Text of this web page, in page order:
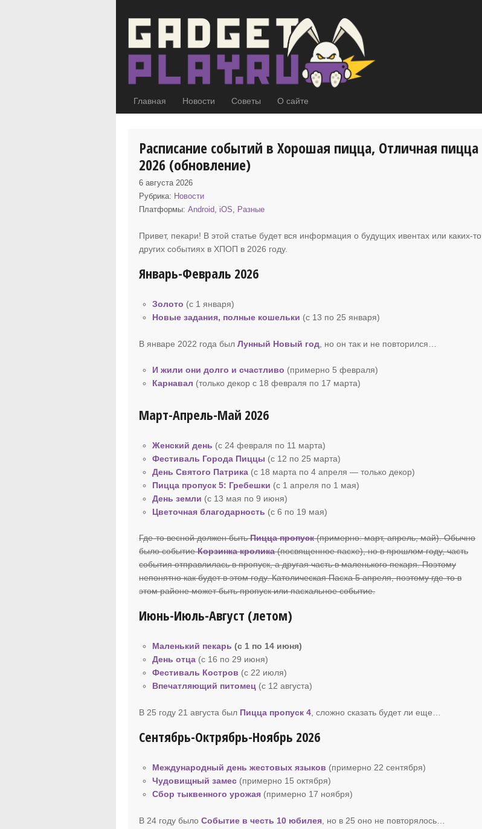
Главная Новости Советы О сайте
Расписание событий в Хорошая пицца, Отличная пицца
2026 (обновление)
6 августа 2026
Рубрика: Новости
Платформы:Android, iOS, Разные
Привет, пекари! В этой статье будет вся информация о будущих ивентах или каких-то
других событиях в ХПОП в 2026 году.
Январь-Февраль 2026
Золото (с 1 января)
Новые задания, полные кошельки (с 13 по 25 января)
В январе 2022 года былЛунный Новый год , но он так и не повторился…
И жили они долго и счастливо (примерно 5 февраля)
Карнавал (только декор с 18 февраля по 17 марта)
Март-Апрель-Май 2026
Женский день (с 24 февраля по 11 марта)
Фестиваль Города Пиццы (с 12 по 25 марта)
День Святого Патрика (с 18 марта по 4 апреля — только декор)
Пицца пропуск 5: Гребешки (с 1 апреля по 1 мая)
День земли (с 13 мая по 9 июня)
Цветочная благодарность (с 6 по 19 мая)
Где-то весной должен бытьПицца пропуск (примерно: март, апрель, май). Обычно
было событиеКорзинка кролика(посвященное пасхе), но в прошлом году, часть
события отправлилась в пропуск, а другая часть в маленького пекаря. Поэтому
непонятно как будет в этом году. Католическая Пасха 5 апреля, поэтому где-то в
этом районе может быть пропуск или пасхальное событие.
Июнь-Июль-Август (летом)
Маленький пекарь (с 1 по 14 июня)
День отца (с 16 по 29 июня)
Фестиваль Костров (c 22 июля)
Впечатляющий питомец (c 12 августа)
В 25 году 21 августа был Пицца пропуск 4, сложно сказать будет ли еще…
Сентябрь-Октрябрь-Ноябрь 2026
Международный день жестовых языков (примерно 22 сентября)
Чудовищный замес (примерно 15 октября)
Сбор тыквенного урожая (примерно 17 ноября)
В 24 году былоСобытие в честь 10 юбилея, но в 25 оно не повторялось…